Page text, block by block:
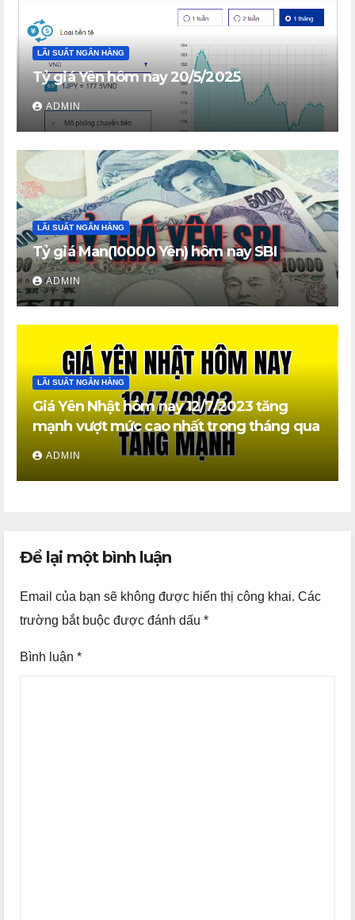
LÃI SUẤT NGÂN HÀNG
Tỷ giá Yên hôm nay 20/5/2025
ADMIN
LÃI SUẤT NGÂN HÀNG
Tỷ giá Man(10000 Yên) hôm nay SBI
ADMIN
LÃI SUẤT NGÂN HÀNG
Giá Yên Nhật hôm nay 12/7/2023 tăng
mạnh vượt mức cao nhất trong tháng qua
ADMIN
Để lại một bình luận
Email của bạn sẽ không được hiển thị công khai. Các
trường bắt buộc được đánh dấu *
Bình luận *